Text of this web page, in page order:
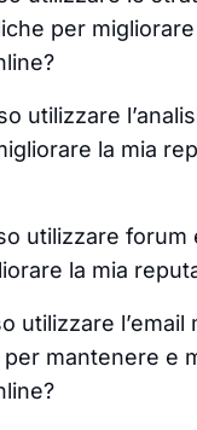
per migliorare
utilizzare
la mia
utilizzare forum
la mia
utilizzare l’email
mantenere e